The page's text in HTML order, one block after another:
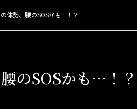
体勢、腰のSOSかも…！？
のSOSかも…！？